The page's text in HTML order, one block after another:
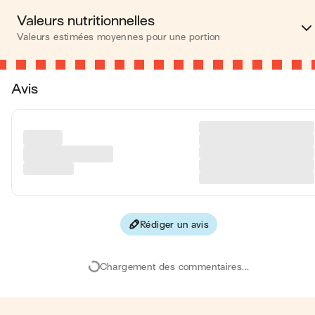
Valeurs nutritionnelles
Valeurs estimées moyennes pour une portion
Calories 555
Les valeurs sont basées sur une estimation moyenne pour une
ou des questions concernant votre santé, veuillez consulter un
en moyenne, une portion de la recette "Samoussas chèvre miel
Avis
Rédiger un avis
Chargement des commentaires...